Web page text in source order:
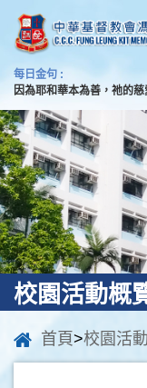
每日金句 :
因為耶和華本為善，祂的
校園活動概
首頁>校園活